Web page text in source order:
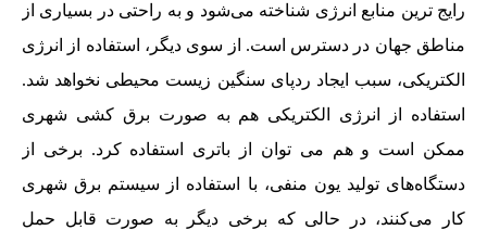
رایج ترین منابع انرژی شناخته می‌شود و به راحتی در بسیاری از
مناطق جهان در دسترس است. از سوی دیگر، استفاده از انرژی
الکتریکی، سبب ایجاد ردپای سنگین زیست محیطی نخواهد شد.
استفاده از انرژی الکتریکی هم به صورت برق کشی شهری
ممکن است و هم می توان از باتری استفاده کرد. برخی از
دستگاه‌های تولید یون منفی، با استفاده از سیستم برق شهری
کار می‌کنند، در حالی که برخی دیگر به صورت قابل حمل